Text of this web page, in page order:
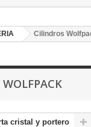
Cilindros
cristal y portero